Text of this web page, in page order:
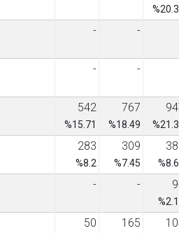
- -
- -
542
%15.71
767
%18.49
283
%8.2
309
%7.45
- -
50 165